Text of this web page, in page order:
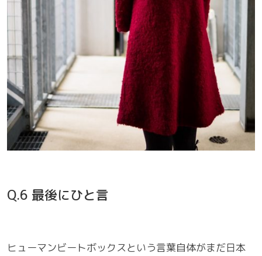
Q.6 最後にひと言
ヒューマンビートボックスという言葉自体がまだ日本